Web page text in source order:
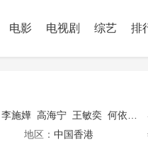
电影 电视剧 综艺 排
李施嬅 高海宁 王敏奕 何依婷
地区： 中国香港